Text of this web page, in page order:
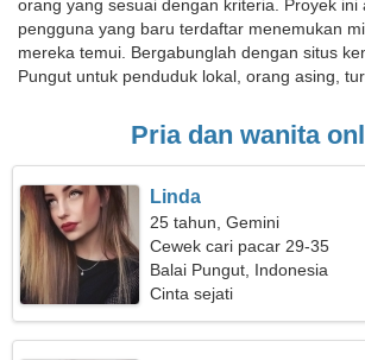
orang yang sesuai dengan kriteria. Proyek ini
pengguna yang baru terdaftar menemukan
mereka temui. Bergabunglah dengan situs
Pungut untuk penduduk lokal, orang asing,
Pria dan wanita
Linda
25 tahun, Gemini
Cewek cari pacar 29-35
Balai Pungut, Indonesia
Cinta sejati